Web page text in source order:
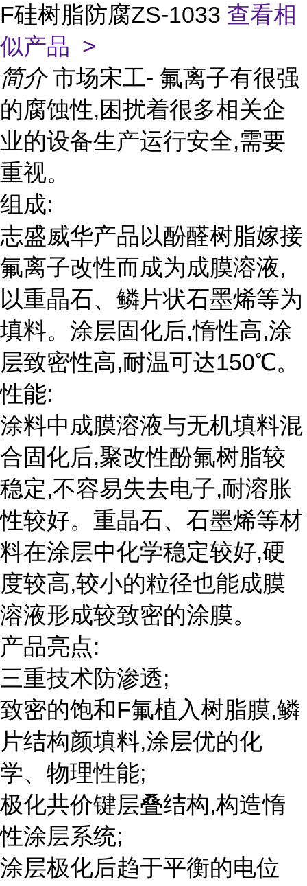
F硅树脂防腐ZS-1033 查看相
似产品 >
简介 市场宋工- 氟离子有很强
的腐蚀性,困扰着很多相关企
业的设备生产运行安全,需要
重视。
组成:
志盛威华产品以酚醛树脂嫁接
氟离子改性而成为成膜溶液,
以重晶石、鳞片状石墨烯等为
填料。涂层固化后,惰性高,涂
层致密性高,耐温可达150℃。
性能:
涂料中成膜溶液与无机填料混
合固化后,聚改性酚氟树脂较
稳定,不容易失去电子,耐溶胀
性较好。重晶石、石墨烯等材
料在涂层中化学稳定较好,硬
度较高,较小的粒径也能成膜
溶液形成较致密的涂膜。
产品亮点:
三重技术防渗透;
致密的饱和F氟植入树脂膜,鳞
片结构颜填料,涂层优的化
学、物理性能;
极化共价键层叠结构,构造惰
性涂层系统;
涂层极化后趋于平衡的电位